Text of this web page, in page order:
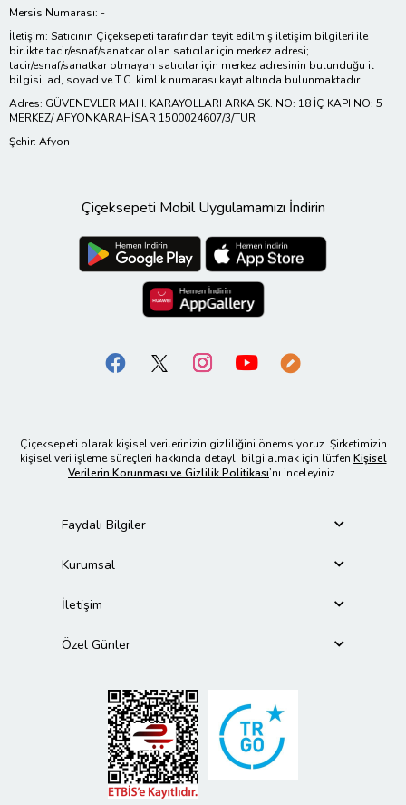
Mersis Numarası: -
İletişim: Satıcının Çiçeksepeti tarafından teyit edilmiş iletişim bilgileri ile
birlikte tacir/esnaf/sanatkar olan satıcılar için merkez adresi;
tacir/esnaf/sanatkar olmayan satıcılar için merkez adresinin bulunduğu il
bilgisi, ad, soyad ve T.C. kimlik numarası kayıt altında bulunmaktadır.
Adres: GÜVENEVLER MAH. KARAYOLLARI ARKA SK. NO: 18 İÇ KAPI NO: 5
MERKEZ/ AFYONKARAHİSAR 1500024607/3/TUR
Şehir: Afyon
Çiçeksepeti Mobil Uygulamamızı İndirin
Çiçeksepeti olarak kişisel verilerinizin gizliliğini önemsiyoruz. Şirketimizin
kişisel veri işleme süreçleri hakkında detaylı bilgi almak için lütfen Kişisel
Verilerin Korunması ve Gizlilik Politikası’nı inceleyiniz.
Faydalı Bilgiler
Kurumsal
İletişim
Özel Günler